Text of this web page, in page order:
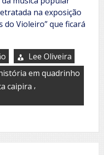
na exposição
do Violeiro” que ficará
Lee Oliveira
em quadrinho
caipira ,